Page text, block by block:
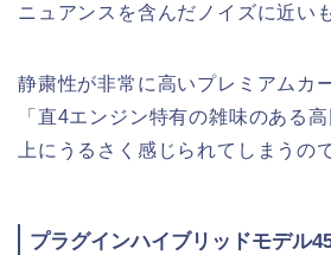
ニュアンスを含んだノイズに近い
静粛性が非常に高いプレミアムカ
「直4エンジン特有の雑味のある
上にうるさく感じられてしまうの
プラグインハイブリッドモデル